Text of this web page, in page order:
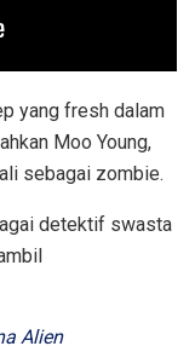
yang fresh dalam
Moo Young,
sebagai zombie.
detektif swasta
Alien